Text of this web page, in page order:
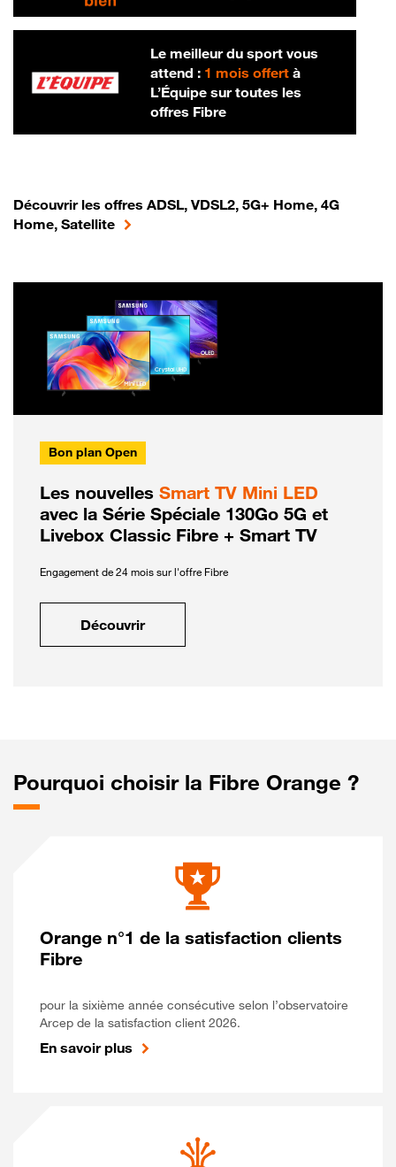
Le meilleur du sport vous
attend : 1 mois offertà
L’Équipe sur toutes les
offres Fibre
Découvrir les offres ADSL, VDSL2, 5G+ Home, 4G
Home, Satellite
Bon plan Open
Les nouvelles Smart TV Mini LED
avec la Série Spéciale 130Go 5G et
Livebox Classic Fibre + Smart TV
Engagement de 24 mois sur l'offre Fibre
Découvrir
Pourquoi choisir la Fibre Orange ?
Orange n°1 de la satisfaction clients
Fibre
pour la sixième année consécutive selon l’observatoire
Arcep de la satisfaction client 2026.
En savoir plus